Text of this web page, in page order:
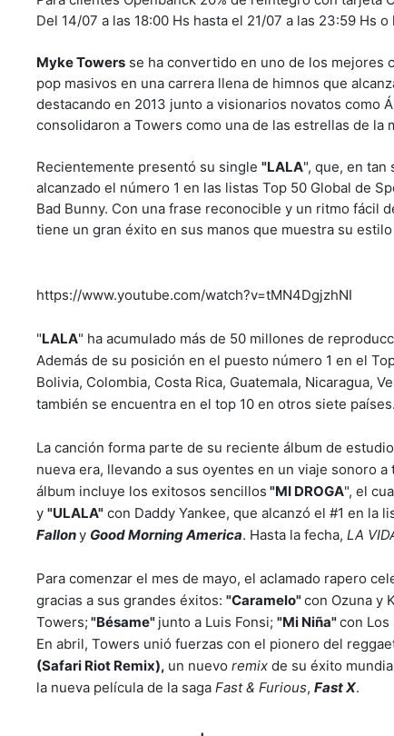
Del 14/07 a las 18:00 Hs hasta el 21/07 a las 23:59 Hs
Myke Towers se ha convertido en uno de los mejores
pop masivos en una carrera llena de himnos que
destacando en 2013 junto a visionarios novatos como
consolidaron a Towers como una de las estrellas de la
Recientemente presentó su single "LALA", que, en tan
alcanzado el número 1 en las listas Top 50 Global de
Bad Bunny. Con una frase reconocible y un ritmo fácil
tiene un gran éxito en sus manos que muestra su
https://www.youtube.com/watch?v=tMN4DgjzhNI
"LALA" ha acumulado más de 50 millones de
Además de su posición en el puesto número 1 en el
Bolivia, Colombia, Costa Rica, Guatemala, Nicaragua,
también se encuentra en el top 10 en otros siete países.
La canción forma parte de su reciente álbum de
nueva era, llevando a sus oyentes en un viaje sonoro
álbum incluye los exitosos sencillos "MI DROGA", el
y "ULALA" con Daddy Yankee, que alcanzó el #1 en la
Fallony Good Morning America. Hasta la fecha, LA
Para comenzar el mes de mayo, el aclamado rapero
gracias a sus grandes éxitos: "Caramelo"con Ozuna y
Towers; "Bésame" junto a Luis Fonsi; "Mi Niña"con Los
En abril, Towers unió fuerzas con el pionero del
(Safari Riot Remix), un nuevo remix de su éxito
la nueva película de la saga Fast & Furious, Fast X.